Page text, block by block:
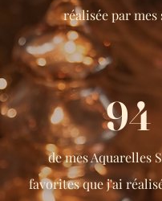
réalisée par mes
94
de mes Aquarelles
favorites que j'ai